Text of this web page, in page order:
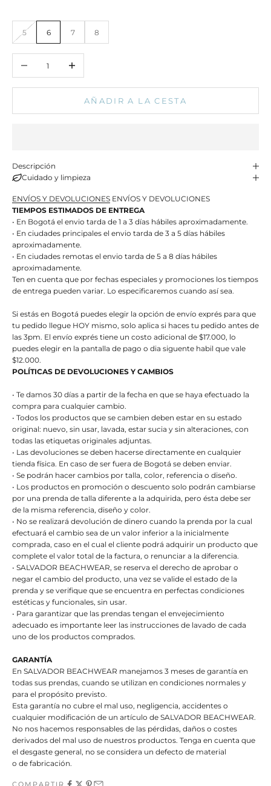
5 6 7 8
AÑADIR A LA CESTA
Descripción
Cuidado y limpieza
ENVÍOS Y DEVOLUCIONES ENVÍOS Y DEVOLUCIONES
TIEMPOS ESTIMADOS DE ENTREGA
• En Bogotá el envio tarda de 1 a 3 días hábiles aproximadamente.
• En ciudades principales el envio tarda de 3 a 5 días hábiles
aproximadamente.
• En ciudades remotas el envio tarda de 5 a 8 días hábiles
aproximadamente.
Ten en cuenta que por fechas especiales y promociones los tiempos
de entrega pueden variar. Lo especificaremos cuando así sea.
Si estás en Bogotá puedes elegir la opción de envío exprés para que
tu pedido llegue HOY mismo, solo aplica si haces tu pedido antes de
las 3pm. El envío exprés tiene un costo adicional de $17.000, lo
puedes elegir en la pantalla de pago o dia siguente habil que vale
$12.000.
POLÍTICAS DE DEVOLUCIONES Y CAMBIOS
• Te damos 30 días a partir de la fecha en que se haya efectuado la
compra para cualquier cambio.
• Todos los productos que se cambien deben estar en su estado
original: nuevo, sin usar, lavada, estar sucia y sin alteraciones, con
todas las etiquetas originales adjuntas.
• Las devoluciones se deben hacerse directamente en cualquier
tienda física. En caso de ser fuera de Bogotá se deben enviar.
• Se podrán hacer cambios por talla, color, referencia o diseño.
• Los productos en promoción o descuento solo podrán cambiarse
por una prenda de talla diferente a la adquirida, pero ésta debe ser
de la misma referencia, diseño y color.
• No se realizará devolución de dinero cuando la prenda por la cual
efectuará el cambio sea de un valor inferior a la inicialmente
comprada, caso en el cual el cliente podrá adquirir un producto que
complete el valor total de la factura, o renunciar a la diferencia.
• SALVADOR BEACHWEAR, se reserva el derecho de aprobar o
negar el cambio del producto, una vez se valide el estado de la
prenda y se verifique que se encuentra en perfectas condiciones
estéticas y funcionales, sin usar.
• Para garantizar que las prendas tengan el envejecimiento
adecuado es importante leer las instrucciones de lavado de cada
uno de los productos comprados.
GARANTÍA
En SALVADOR BEACHWEAR manejamos 3 meses de garantía en
todas sus prendas, cuando se utilizan en condiciones normales y
para el propósito previsto.
Esta garantía no cubre el mal uso, negligencia, accidentes o
cualquier modificación de un artículo de SALVADOR BEACHWEAR.
No nos hacemos responsables de las pérdidas, daños o costes
derivados del mal uso de nuestros productos. Tenga en cuenta que
el desgaste general, no se considera un defecto de material
o de fabricación.
COMPARTIR